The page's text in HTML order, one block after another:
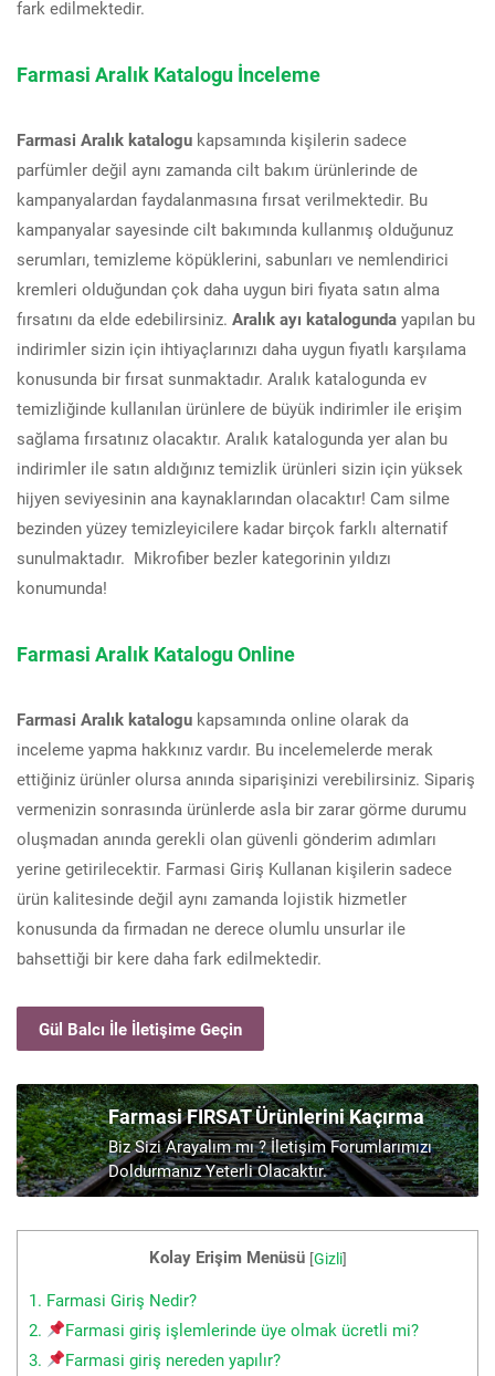
fark edilmektedir.
Farmasi Aralık Katalogu İnceleme
Farmasi Aralık katalogu kapsamında kişilerin sadece
parfümler değil aynı zamanda cilt bakım ürünlerinde de
kampanyalardan faydalanmasına fırsat verilmektedir. Bu
kampanyalar sayesinde cilt bakımında kullanmış olduğunuz
serumları, temizleme köpüklerini, sabunları ve nemlendirici
kremleri olduğundan çok daha uygun biri fiyata satın alma
fırsatını da elde edebilirsiniz. Aralık ayı katalogunda yapılan bu
indirimler sizin için ihtiyaçlarınızı daha uygun fiyatlı karşılama
konusunda bir fırsat sunmaktadır. Aralık katalogunda ev
temizliğinde kullanılan ürünlere de büyük indirimler ile erişim
sağlama fırsatınız olacaktır. Aralık katalogunda yer alan bu
indirimler ile satın aldığınız temizlik ürünleri sizin için yüksek
hijyen seviyesinin ana kaynaklarından olacaktır! Cam silme
bezinden yüzey temizleyicilere kadar birçok farklı alternatif
sunulmaktadır. Mikrofiber bezler kategorinin yıldızı
konumunda!
Farmasi Aralık Katalogu Online
Farmasi Aralık katalogu kapsamında online olarak da
inceleme yapma hakkınız vardır. Bu incelemelerde merak
ettiğiniz ürünler olursa anında siparişinizi verebilirsiniz. Sipariş
vermenizin sonrasında ürünlerde asla bir zarar görme durumu
oluşmadan anında gerekli olan güvenli gönderim adımları
yerine getirilecektir. Farmasi Giriş Kullanan kişilerin sadece
ürün kalitesinde değil aynı zamanda lojistik hizmetler
konusunda da firmadan ne derece olumlu unsurlar ile
bahsettiği bir kere daha fark edilmektedir.
Gül Balcı İle İletişime Geçin
Farmasi FIRSAT Ürünlerini Kaçırma
Biz Sizi Arayalım mı ? İletişim Forumlarımızı
Doldurmanız Yeterli Olacaktır.
Kolay Erişim Menüsü [Gizli]
1. Farmasi Giriş Nedir?
2.
Farmasi giriş işlemlerinde üye olmak ücretli mi?
3.
Farmasi giriş nereden yapılır?